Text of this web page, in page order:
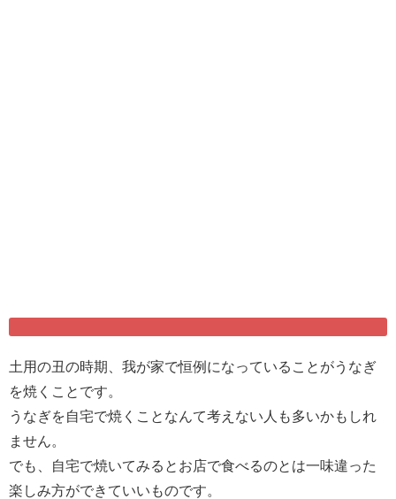
土用の丑の時期、我が家で恒例になっていることがうなぎ
を焼くことです。
うなぎを自宅で焼くことなんて考えない人も多いかもしれ
ません。
でも、自宅で焼いてみるとお店で食べるのとは一味違った
楽しみ方ができていいものです。